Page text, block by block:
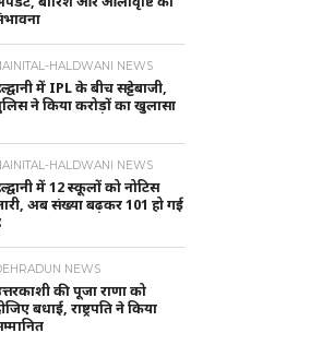
HALDWANI NEWS
में IPL के बीच सट्टेबाजी,
ने किया करोड़ों का खुलासा
HALDWANI NEWS
में 12 स्कूलों को नोटिस
अब संख्या बढ़कर 101 हो गई
NEWS
की पूजा राणा को
बधाई, राष्ट्रपति ने किया